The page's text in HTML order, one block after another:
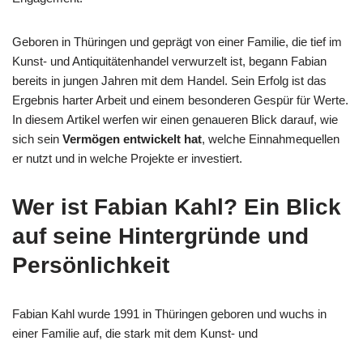
Geboren in Thüringen und geprägt von einer Familie, die tief im
Kunst- und Antiquitätenhandel verwurzelt ist, begann Fabian
bereits in jungen Jahren mit dem Handel. Sein Erfolg ist das
Ergebnis harter Arbeit und einem besonderen Gespür für Werte.
In diesem Artikel werfen wir einen genaueren Blick darauf, wie
sich sein Vermögen entwickelt hat, welche Einnahmequellen
er nutzt und in welche Projekte er investiert.
Wer ist Fabian Kahl? Ein Blick
auf seine Hintergründe und
Persönlichkeit
Fabian Kahl wurde 1991 in Thüringen geboren und wuchs in
einer Familie auf, die stark mit dem Kunst- und